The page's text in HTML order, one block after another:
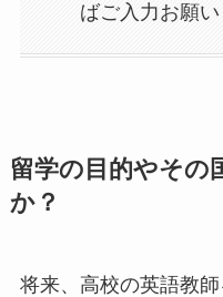
ばご入力お願い
留学の目的やその
か？
将来、高校の英語教